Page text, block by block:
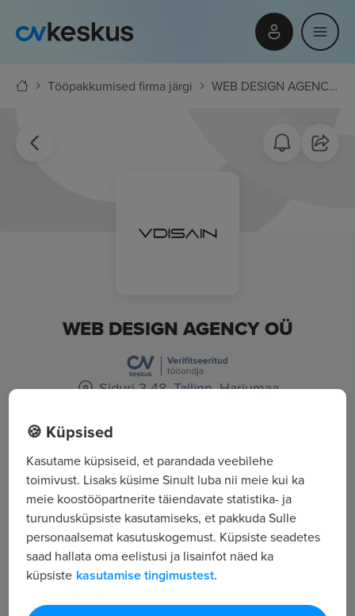
Tööpakkumised firma järgi WEB DESIGN AGENCY OÜ
WEB DESIGN AGENCY OÜ
Siduri 3-48, Tallinn, Harjumaa
Kõik tööpakkumised
Tööpakkuja tutvustus
19
Töötajate arv
1 676
Vaatamised
vDisain on strateegilisi digilahendusi loov agentuur,
🍪 Küpsised
Kasutame küpsiseid, et parandada veebilehe
toimivust. Lisaks küsime Sinult luba nii meie kui ka
meie koostööpartnerite täiendavate statistika- ja
turundusküpsiste kasutamiseks, et pakkuda Sulle
personaalsemat kasutuskogemust. Küpsiste seadetes
saad hallata oma eelistusi ja lisainfot näed ka
küpsiste kasutamise tingimustest.